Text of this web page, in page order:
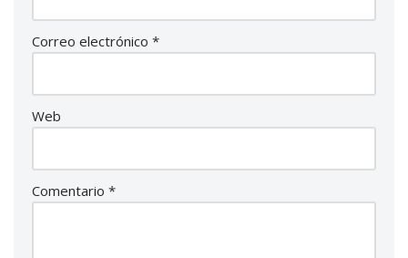
Correo electrónico *
Web
Comentario *